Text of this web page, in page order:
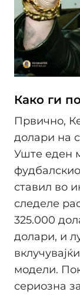
Како ги
Првично,
долари на
Уште еден
ставил во
следеле
325.000
долари, и
модели.
сериозна